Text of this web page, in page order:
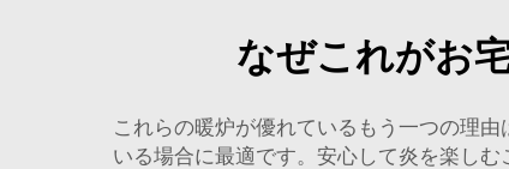
なぜこれがお
これらの暖炉が優れているもう一つの理
いる場合に最適です。安心して炎を楽し